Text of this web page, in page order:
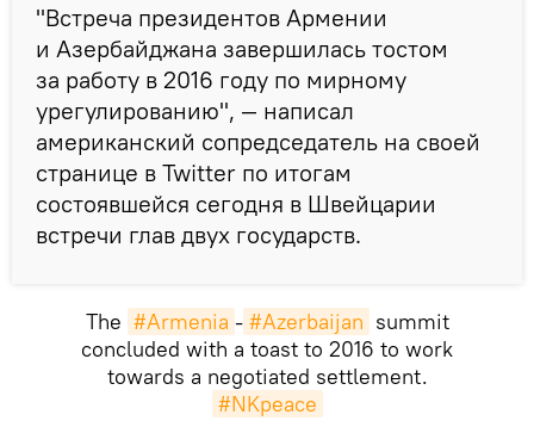
"Встреча президентов Армении
и Азербайджана завершилась тостом
за работу в 2016 году по мирному
урегулированию", — написал
американский сопредседатель на своей
странице в Twitter по итогам
состоявшейся сегодня в Швейцарии
встречи глав двух государств.
The #Armenia - #Azerbaijan summit
concluded with a toast to 2016 to work
towards a negotiated settlement.
#NKpeace